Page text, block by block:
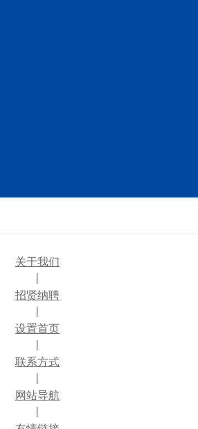
关于我们
招贤纳聘
设置首页
联系方式
网站导航